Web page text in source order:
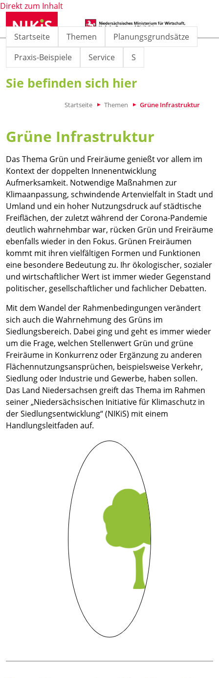
Direkt zum Inhalt
Startseite Themen
Planungsgrundsätze
Praxis-Beispiele
Service S
Sie befinden sich hier
Startseite Themen Grüne Infrastruktur
Grüne Infrastruktur
Das Thema Grün und Freiräume genießt vor allem im
Kontext der doppelten Innenentwicklung
Aufmerksamkeit. Notwendige Maßnahmen zur
Klimaanpassung, schwindende Artenvielfalt in Stadt und
Umland und ein hoher Nutzungsdruck auf städtische
Freiflächen, der zuletzt während der Corona-Pandemie
deutlich wahrnehmbar war, rücken Grün und Freiräume
ebenfalls wieder in den Fokus. Grünen Freiräumen
kommt mit ihren vielfältigen Formen und Funktionen
eine besondere Bedeutung zu. Ihr ökologischer, sozialer
und wirtschaftlicher Wert ist immer wieder Gegenstand
politischer, gesellschaftlicher und fachlicher Debatten.
Mit dem Wandel der Rahmenbedingungen verändert
sich auch die Wahrnehmung des Grüns im
Siedlungsbereich. Dabei ging und geht es immer wieder
um die Frage, welchen Stellenwert Grün und grüne
Freiräume in Konkurrenz oder Ergänzung zu anderen
Flächennutzungsansprüchen, beispielsweise Verkehr,
Siedlung oder Industrie und Gewerbe, haben sollen.
Das Land Niedersachsen greift das Thema im Rahmen
seiner „Niedersächsischen Initiative für Klimaschutz in
der Siedlungsentwicklung“ (NIKiS) mit einem
Handlungsleitfaden auf.